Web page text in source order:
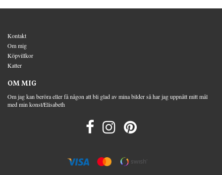
Kontakt
Om mig
Köpvillkor
Katter
OM MIG
Om jag kan beröra eller få någon att bli glad av mina bilder så har jag uppnått mitt mål
med min konst/Elisabeth